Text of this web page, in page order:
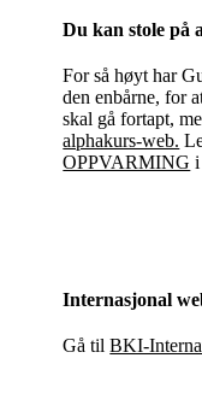
Du kan stole på
For så høyt har
den enbårne, for
skal gå fortapt,
alphakurs-web.
OPPVARMING i
Internasjonal
Gå tilBKI-